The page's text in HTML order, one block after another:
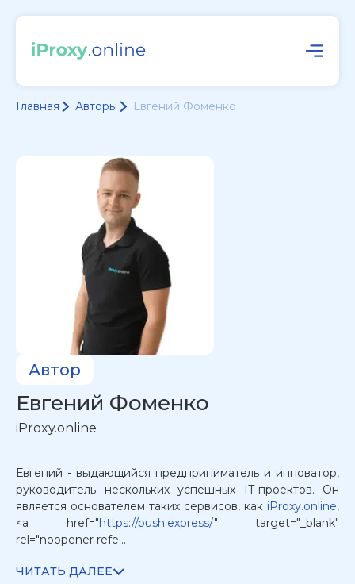
Главная Авторы Евгений Фоменко
Автор
Евгений Фоменко
iProxy.online
Евгений - выдающийся предприниматель и инноватор,
руководитель нескольких успешных IT-проектов. Он
является основателем таких сервисов, как iProxy.online,
<a href="https://push.express/" target="_blank"
rel="noopener refe...
ЧИТАТЬ ДАЛЕЕ